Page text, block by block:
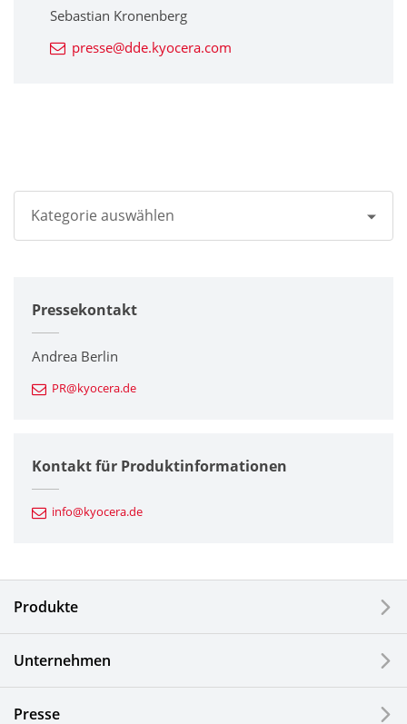
Sebastian Kronenberg
presse@dde.kyocera.com
Kategorie auswählen
Unternehmen
Drucker / Multifunktionsgeräte
Feinkeramik-Komponenten
Automotive Komponenten
Elektronische Komponenten & Geräte
Optische Komponenten
Pressekontakt
Andrea Berlin
PR@kyocera.de
Kontakt für Produktinformationen
info@kyocera.de
Produkte
Unternehmen
Presse